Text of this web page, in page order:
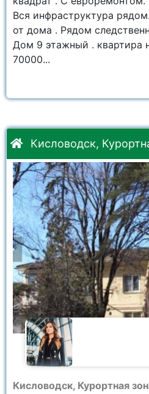
Вся инфраструктура
от дома . Рядом
Дом 9 этажный . квартира
70000...
Кисловодск,
Кисловодск, Курортная